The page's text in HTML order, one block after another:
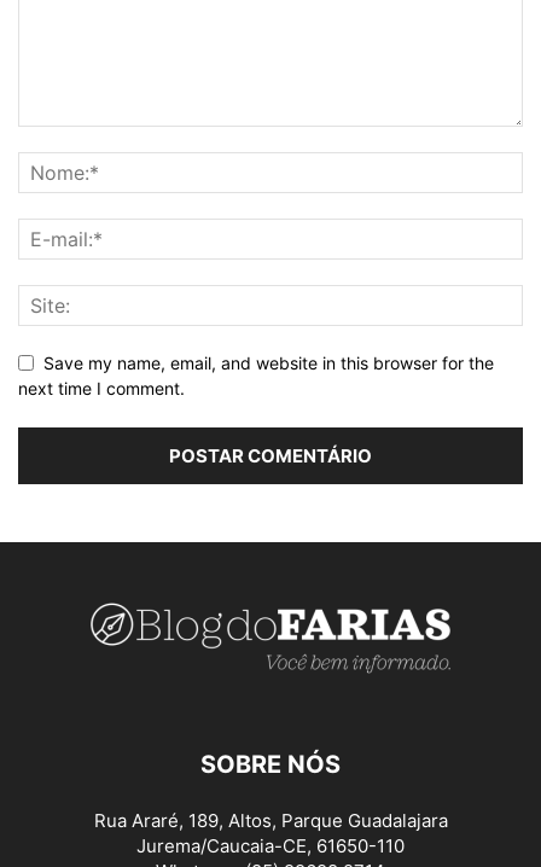
Save my name, email, and website in this browser for the
next time I comment.
SOBRE NÓS
Rua Araré, 189, Altos, Parque Guadalajara
Jurema/Caucaia-CE, 61650-110